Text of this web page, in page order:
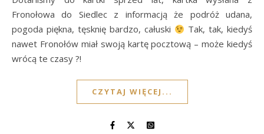
Fronołowa do Siedlec z informacją że podróż udana,
pogoda piękna, tęsknię bardzo, całuski
Tak, tak, kiedyś
nawet Fronołów miał swoją kartę pocztową – może kiedyś
wrócą te czasy ?!
CZYTAJ WIĘCEJ...